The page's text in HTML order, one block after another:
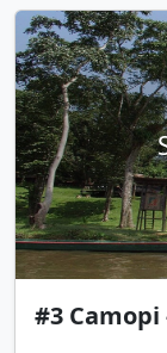
#3 Camopi